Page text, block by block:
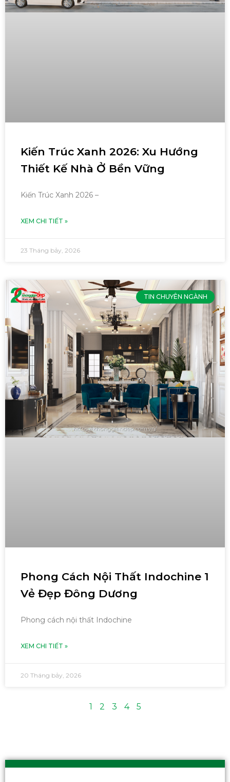
Kiến Trúc Xanh 2026: Xu Hướng
Thiết Kế Nhà Ở Bền Vững
Kiến Trúc Xanh 2026 –
XEM CHI TIẾT »
23 Tháng bảy, 2026
TIN CHUYÊN NGÀNH
Phong Cách Nội Thất Indochine 1
Vẻ Đẹp Đông Dương
Phong cách nội thất Indochine
XEM CHI TIẾT »
20 Tháng bảy, 2026
1 2 3 4 5